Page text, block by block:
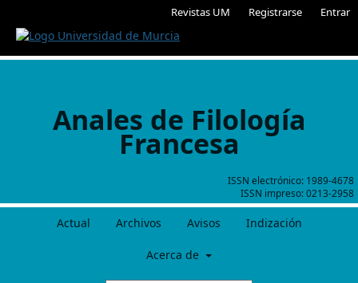
Revistas UM Registrarse Entrar
ISSN electrónico: 1989-4678
ISSN impreso:0213-2958
Anales de Filología
Francesa
Actual Archivos Avisos Indización
Acerca de